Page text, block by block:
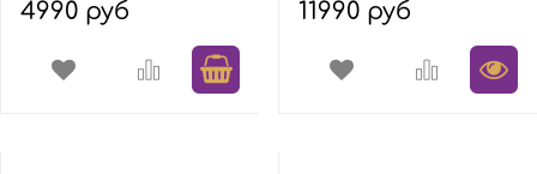
4990 руб 11990 руб